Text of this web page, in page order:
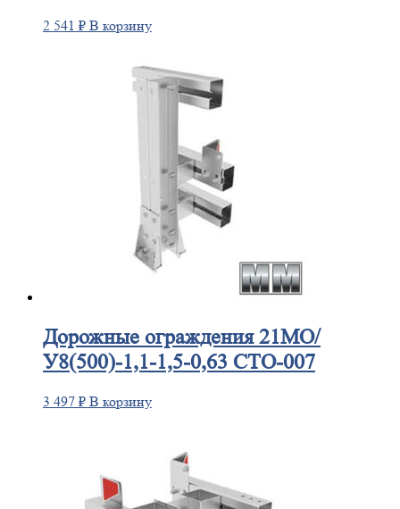
2 541 ₽ В корзину
Дорожные ограждения 21МО/
У8(500)-1,1-1,5-0,63 СТО-007
3 497 ₽ В корзину